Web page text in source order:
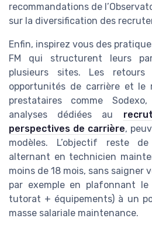
recommandations de
sur la diversification des
Enfin, inspirez vous des
FM qui structurent leurs
plusieurs sites. Les retours
opportunités de carrière et le
prestataires comme
analyses dédiées au
perspectives de carrière,
modèles. L’objectif reste
alternant en technicien
moins de 18 mois, sans
par exemple en plafonnant
tutorat + équipements) à un
masse salariale maintenance.